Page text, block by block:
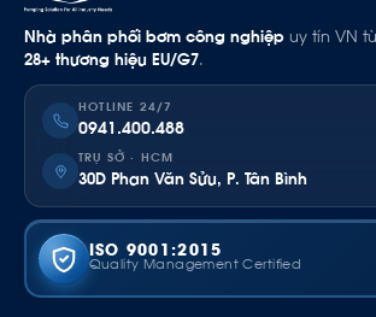
Nhà phân phối bơm công nghiệp uy tín VN
28+ thương hiệu EU/G7.
HOTLINE 24/7
0941.400.488
TRỤ SỞ · HCM
30D Phan Văn Sửu, P. Tân Bình
ISO 9001:2015
Quality Management Certified